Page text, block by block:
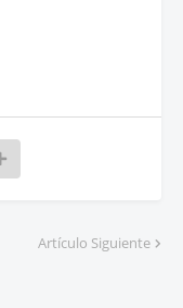
Artículo Siguiente